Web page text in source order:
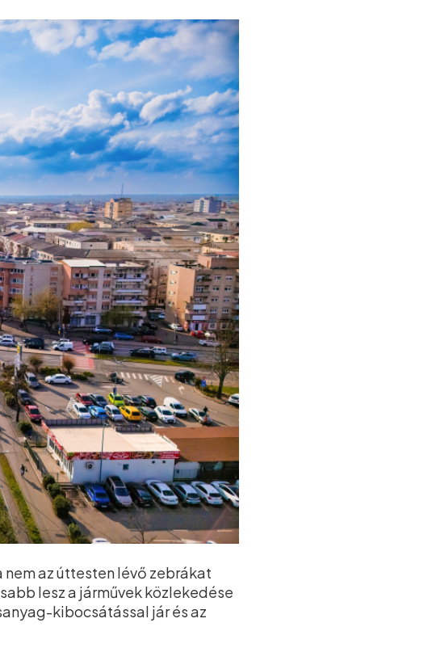
az úttesten lévő zebrákat
lesz a járművek közlekedése
kibocsátással jár és az